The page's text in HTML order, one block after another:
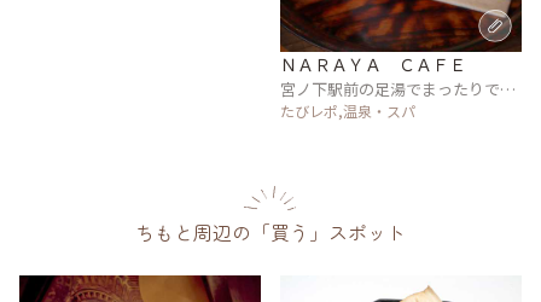
ＮＡＲＡＹＡ ＣＡＦＥ
宮ノ下駅前の足湯でまったりでき
る和カフェ
たびレポ,温泉・スパ
ちもと周辺の「買う」スポット